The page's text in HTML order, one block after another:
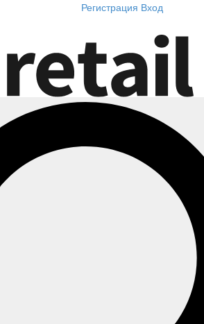
Регистрация Вход